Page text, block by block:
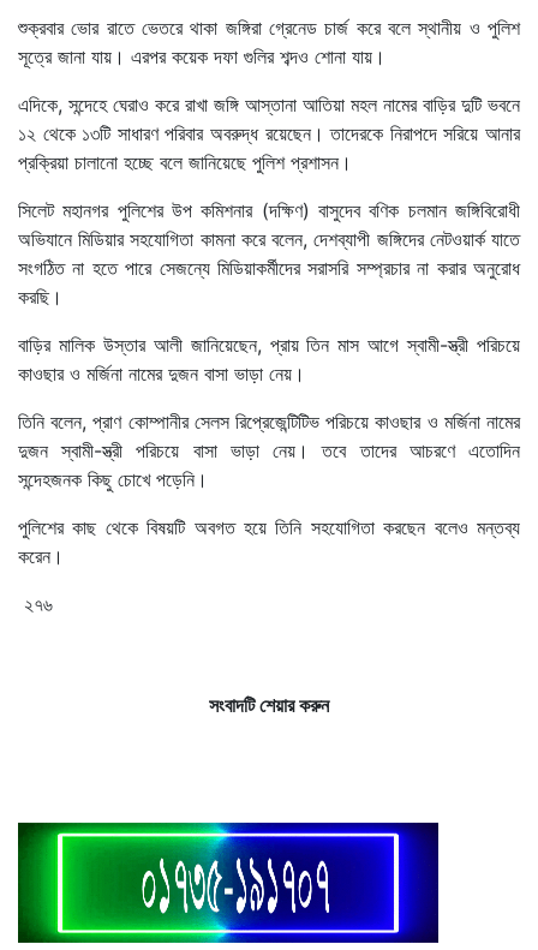
শুক্রবার ভোর রাতে ভেতরে থাকা জঙ্গিরা গ্রেনেড চার্জ করে বলে স্থানীয় ও পুলিশ
সূত্রে জানা যায়। এরপর কয়েক দফা গুলির শব্দও শোনা যায়।
এদিকে, সন্দেহে ঘেরাও করে রাখা জঙ্গি আস্তানা আতিয়া মহল নামের বাড়ির দুটি ভবনে
১২ থেকে ১৩টি সাধারণ পরিবার অবরুদ্ধ রয়েছেন। তাদেরকে নিরাপদে সরিয়ে আনার
প্রক্রিয়া চালানো হচ্ছে বলে জানিয়েছে পুলিশ প্রশাসন।
সিলেট মহানগর পুলিশের উপ কমিশনার (দক্ষিণ) বাসুদেব বণিক চলমান জঙ্গিবিরোধী
অভিযানে মিডিয়ার সহযোগিতা কামনা করে বলেন, দেশব্যাপী জঙ্গিদের নেটওয়ার্ক যাতে
সংগঠিত না হতে পারে সেজন্যে মিডিয়াকর্মীদের সরাসরি সম্প্রচার না করার অনুরোধ
করছি।
বাড়ির মালিক উস্তার আলী জানিয়েছেন, প্রায় তিন মাস আগে স্বামী-স্ত্রী পরিচয়ে
কাওছার ও মর্জিনা নামের দুজন বাসা ভাড়া নেয়।
তিনি বলেন, প্রাণ কোম্পানীর সেলস রিপ্রেজেন্টিটিভ পরিচয়ে কাওছার ও মর্জিনা নামের
দুজন স্বামী-স্ত্রী পরিচয়ে বাসা ভাড়া নেয়। তবে তাদের আচরণে এতোদিন
সন্দেহজনক কিছু চোখে পড়েনি।
পুলিশের কাছ থেকে বিষয়টি অবগত হয়ে তিনি সহযোগিতা করছেন বলেও মন্তব্য
করেন।
২৭৬
সংবাদটি শেয়ার করুন